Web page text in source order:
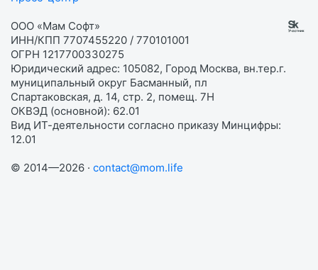
ООО «Мам Софт»
ИНН/КПП 7707455220 / 770101001
ОГРН 1217700330275
Юридический адрес: 105082, Город Москва, вн.тер.г.
муниципальный округ Басманный, пл
Спартаковская, д. 14, стр. 2, помещ. 7Н
ОКВЭД (основной): 62.01
Вид ИТ-деятельности согласно приказу Минцифры:
12.01
© 2014—2026 · contact@mom.life